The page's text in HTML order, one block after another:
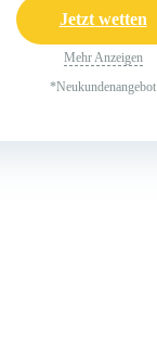
Jetzt wetten
Mehr Anzeigen
*Neukundenangebot